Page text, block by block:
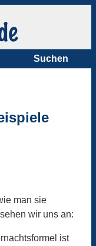
Suchen
man sie
wir uns an:
ist